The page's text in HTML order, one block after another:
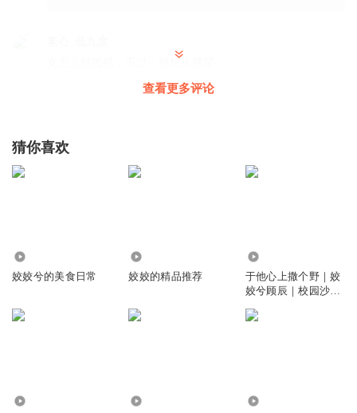
女主儿好凶残，不过，很招人稀罕
🥇七猫必读女频top1️⃣ 🏮皇叔借点功德王妃把符画猛了🏮 ⚡穿
越 | 玄学 | 爽文 |醫妃 🪭一眼看生死，一符去百病，一手掐霉
运🪭 CV：姣姣兮&夜阑&巴芬茵符
回复 @
🏮https://xima.tv/1_5q4yFB?
_sonic=0🏮 🏮https://xima.tv/1_5q4yFB?_sonic=0🏮
对舞染笙语_姣气宝
姣糖罐里的猫_姣气宝
查看更多评论
猜你喜欢
姣姣兮的美食日常 姣姣的精品推荐
于他心上撒个野｜姣
姣兮顾辰｜校园沙雕